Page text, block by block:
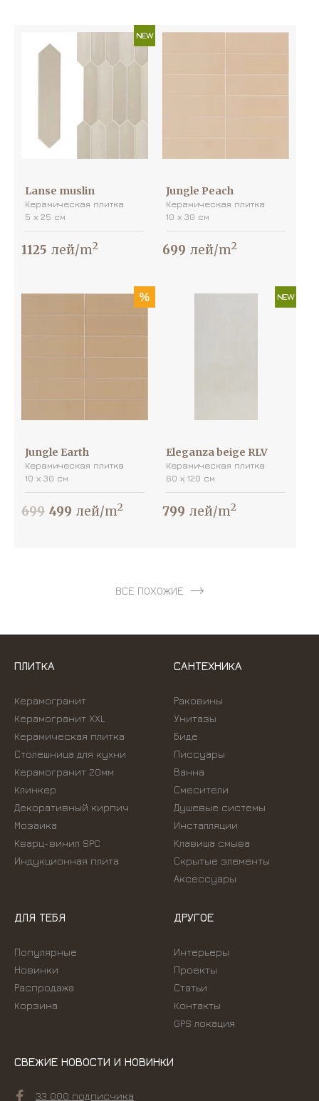
NEW
Lanse muslin
Керамическая плитка
5 х 25 см
1125 лей/m2
Jungle Peach
Керамическая плитка
10 х 30 см
699 лей/m2
%
Jungle Earth
Керамическая плитка
10 х 30 см
699 499 лей/m2
NEW
Eleganza beige RLV
Керамическая плитка
60 х 120 см
799 лей/m2
ВСЕ ПОХОЖИЕ
ПЛИТКА
Керамогранит
Керамогранит XXL
Керамическая плитка
Столешница для кухни
Керамогранит 20мм
Клинкер
Декоративный кирпич
Мозаика
Кварц-винил SPC
Индукционная плита
САНТЕХНИКА
Раковины
Унитазы
Биде
Писсуары
Ванна
Смесители
Душевые системы
Инсталляции
Kлавиша смыва
Скрытые элементы
Аксессуары
ДЛЯ ТЕБЯ
Популярные
Новинки
Распродажа
Корзина
ДРУГОЕ
Интерьеры
Проекты
Статьи
Контакты
GPS локация
СВЕЖИЕ НОВОСТИ И НОВИНКИ
33 000 подписчика